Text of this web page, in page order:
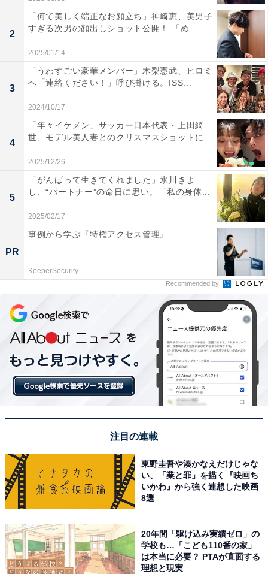
2
「何て美しく端正なお顔立ち」神崎恵、美男子
すぎる次男の顔出しショット公開！ 「め...
2025/01/14
3
「うわすごい豪華メンバー」木梨憲武、ヒロミ
へ「連絡ください！」呼び掛ける。ISS...
2024/10/17
4
「年々イケメン」サッカー日本代表・上田綺
世、モデル美人妻とのクリスマスショットに...
2025/12/26
5
「がんばって生きてくれました」氷川きよ
し、“パートナー”の命日に思い。「私の身体...
2025/02/17
PR
事例から学ぶ『特権アクセス管理』
KeeperSecurity
Recommended by
注目の連載
東野圭吾や湊かなえだけじゃな
い、「業と罪」を描く『映画ち
いかわ』から強く連想した映画
8選
20年間「駆け込み実績ゼロ」の
学校も…「こども110番の家」
は本当に必要？ PTAが直面する
理想と現実